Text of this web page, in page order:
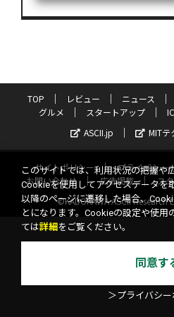
TOP レビュー ニュース
グルメ
スタートアップ
ASCII.jp
MITテ
サイトポリシー プライバシー
お問い合わせ
広告掲載 ス
©KADOKAWA ASCII
このサイトでは、利用状況の把握や
Cookieを使用してアクセスデータを
以降のページに遷移した場合、
とになります。Cookieの設定や使用
ては詳細 をご覧ください。
同意す
＞プライバシ